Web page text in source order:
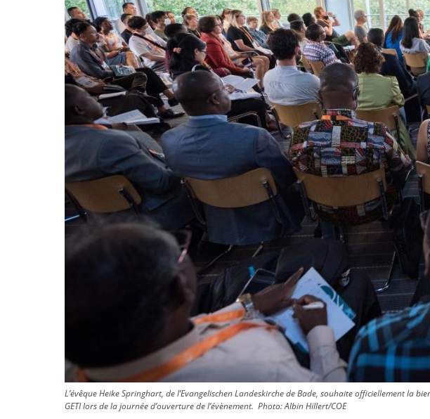
L’évêque Heike Springhart, de l’Evangelischen Landeskirche de Bade, souhaite officiellement la
GETI lors de la journée d’ouverture de l’évènement. Photo:Albin Hillert/COE